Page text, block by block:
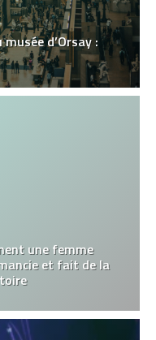
d’Orsay :
une femme
et fait de la